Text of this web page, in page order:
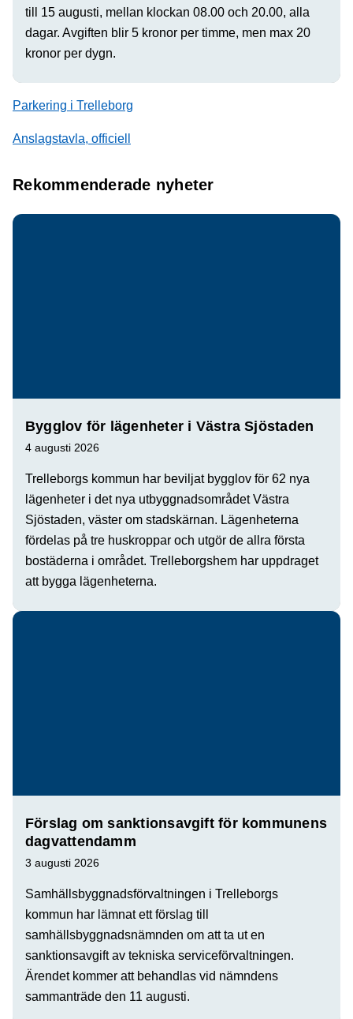
till 15 augusti, mellan klockan 08.00 och 20.00, alla
dagar. Avgiften blir 5 kronor per timme, men max 20
kronor per dygn.
Parkering i Trelleborg
Anslagstavla, officiell
Rekommenderade nyheter
Bygglov för lägenheter i Västra Sjöstaden
4 augusti 2026
Trelleborgs kommun har beviljat bygglov för 62 nya
lägenheter i det nya utbyggnadsområdet Västra
Sjöstaden, väster om stadskärnan. Lägenheterna
fördelas på tre huskroppar och utgör de allra första
bostäderna i området. Trelleborgshem har uppdraget
att bygga lägenheterna.
Förslag om sanktionsavgift för kommunens
dagvattendamm
3 augusti 2026
Samhällsbyggnadsförvaltningen i Trelleborgs
kommun har lämnat ett förslag till
samhällsbyggnadsnämnden om att ta ut en
sanktionsavgift av tekniska serviceförvaltningen.
Ärendet kommer att behandlas vid nämndens
sammanträde den 11 augusti.